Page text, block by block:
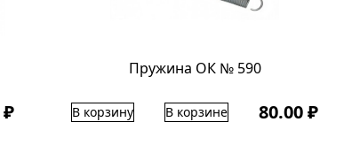
₽
Пружина ОК № 590
В корзину В корзине 80.00 ₽